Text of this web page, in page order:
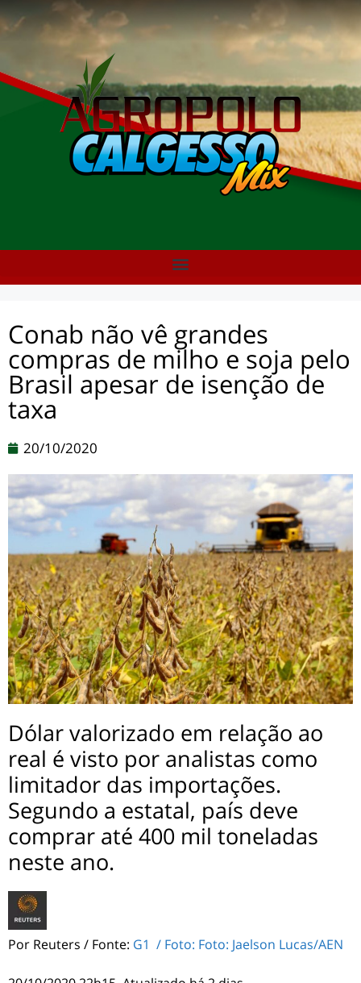
Conab não vê grandes
compras de milho e soja pelo
Brasil apesar de isenção de
taxa
20/10/2020
Dólar valorizado em relação ao
real é visto por analistas como
limitador das importações.
Segundo a estatal, país deve
comprar até 400 mil toneladas
neste ano.
Por Reuters / Fonte: G1 / Foto: Foto: Jaelson Lucas/AEN